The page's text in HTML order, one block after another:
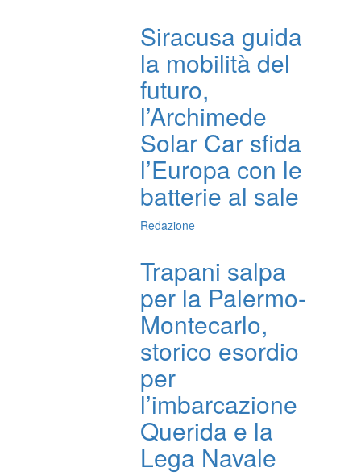
Siracusa guida
la mobilità del
futuro,
l’Archimede
Solar Car sfida
l’Europa con le
batterie al sale
Redazione
Trapani salpa
per la Palermo-
Montecarlo,
storico esordio
per
l’imbarcazione
Querida e la
Lega Navale